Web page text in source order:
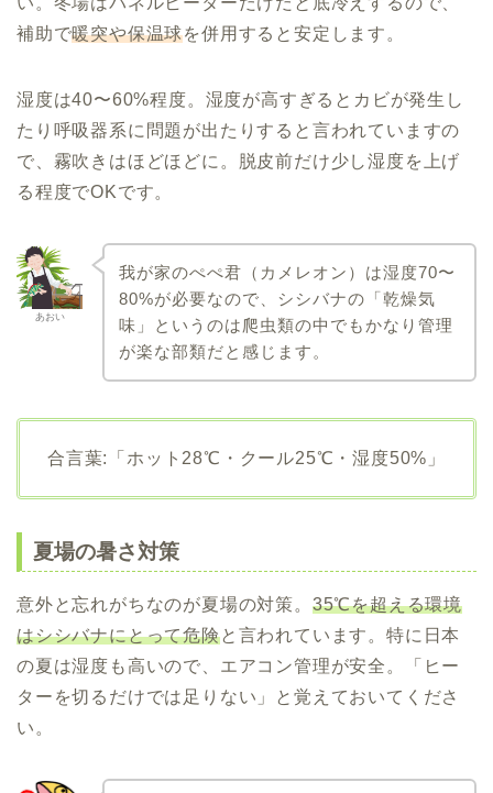
補助で暖突や保温球を併用すると安定します。
湿度は40〜60%程度。湿度が高すぎるとカビが発生し
たり呼吸器系に問題が出たりすると言われていますの
で、霧吹きはほどほどに。脱皮前だけ少し湿度を上げ
る程度でOKです。
あおい
我が家のぺぺ君（カメレオン）は湿度70〜
80%が必要なので、シシバナの「乾燥気
味」というのは爬虫類の中でもかなり管理
が楽な部類だと感じます。
合言葉:「ホット28℃・クール25℃・湿度50%」
夏場の暑さ対策
意外と忘れがちなのが夏場の対策。 35℃を超える環境
はシシバナにとって危険と言われています。特に日本
の夏は湿度も高いので、エアコン管理が安全。「ヒー
ターを切るだけでは足りない」と覚えておいてくださ
い。